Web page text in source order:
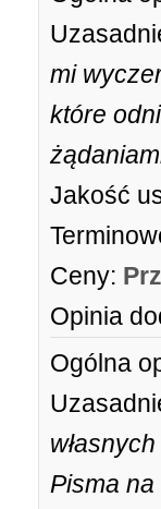
mi
które
Jakość
Ceny:
Opinia
Ogólna
Pisma